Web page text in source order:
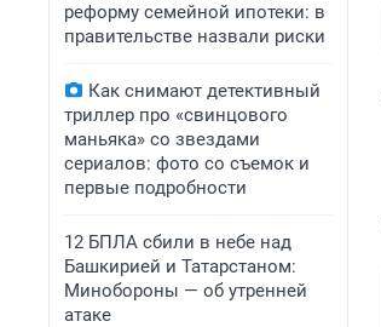
реформу семейной ипотеки: в
правительстве назвали риски
Как снимают детективный
триллер про «свинцового
маньяка» со звездами
сериалов: фото со съемок и
первые подробности
12 БПЛА сбили в небе над
Башкирией и Татарстаном:
Минобороны — об утренней
атаке